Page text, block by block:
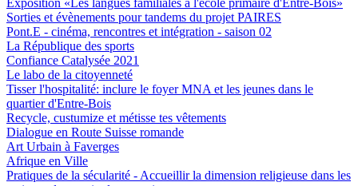
Exposition «Les langues familiales à l'école primaire d'Entre-Bois»
Sorties et évènements pour tandems du projet PAIRES
Pont.E - cinéma, rencontres et intégration - saison 02
La République des sports
Confiance Catalysée 2021
Le labo de la citoyenneté
Tisser l'hospitalité: inclure le foyer MNA et les jeunes dans le
quartier d'Entre-Bois
Recycle, custumize et métisse tes vêtements
Dialogue en Route Suisse romande
Art Urbain à Faverges
Afrique en Ville
Pratiques de la sécularité - Accueillir la dimension religieuse dans les